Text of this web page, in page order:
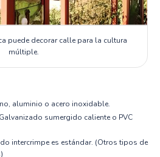
puede decorar calle para la cultura
múltiple.
aluminio o acero inoxidable.
Galvanizado sumergido caliente o PVC
intercrimpe es estándar. (Otros tipos de